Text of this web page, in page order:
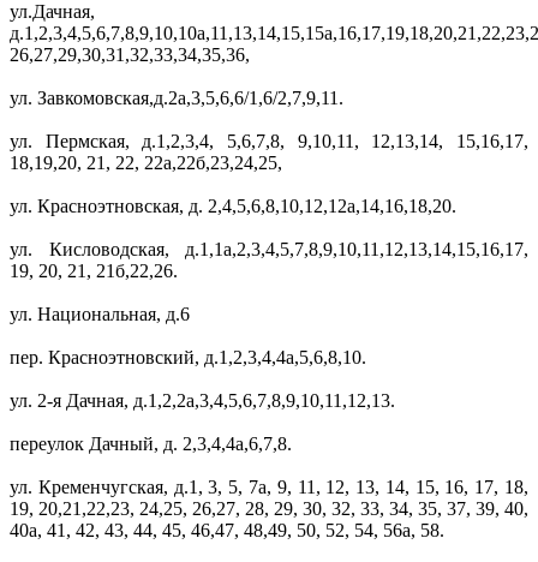
ул.Дачная,
26,27,29,30,31,32,33,34,35,36,
ул. Завкомовская,д.2а,3,5,6,6/1,6/2,7,9,11.
ул. Пермская, д.1,2,3,4, 5,6,7,8, 9,10,11, 12,13,14, 15,16,17,
18,19,20, 21, 22, 22а,22б,23,24,25,
ул. Красноэтновская, д. 2,4,5,6,8,10,12,12а,14,16,18,20.
ул. Кисловодская, д.1,1а,2,3,4,5,7,8,9,10,11,12,13,14,15,16,17,
19, 20, 21, 21б,22,26.
ул. Национальная, д.6
пер. Красноэтновский, д.1,2,3,4,4а,5,6,8,10.
ул. 2-я Дачная, д.1,2,2а,3,4,5,6,7,8,9,10,11,12,13.
переулок Дачный, д. 2,3,4,4а,6,7,8.
ул. Кременчугская, д.1, 3, 5, 7а, 9, 11, 12, 13, 14, 15, 16, 17, 18,
19, 20,21,22,23, 24,25, 26,27, 28, 29, 30, 32, 33, 34, 35, 37, 39, 40,
40а, 41, 42, 43, 44, 45, 46,47, 48,49, 50, 52, 54, 56а, 58.